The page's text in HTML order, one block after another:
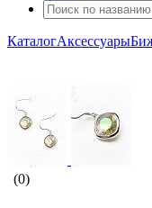
КаталогАксессуары
(0)